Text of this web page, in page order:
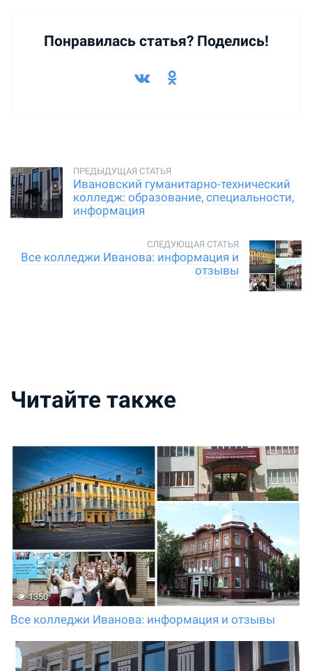
Понравилась статья? Поделись!
Ивановский гуманитарно-технический
колледж: образование, специальности,
информация
Все колледжи Иванова: информация и
отзывы
Читайте также
1350
Все колледжи Иванова: информация и отзывы